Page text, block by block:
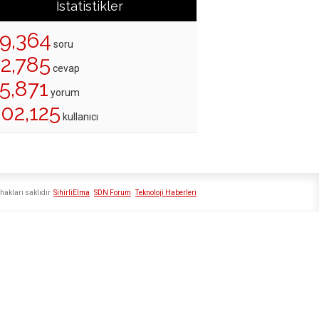
İstatistikler
soru
cevap
yorum
kullanıcı
SihirliElma SDN Forum Teknoloji Haberleri
saklıdır